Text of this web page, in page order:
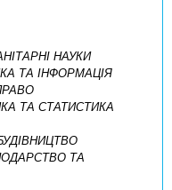
НАУКИ
ТА ІНФОРМАЦІЯ
ТА СТАТИСТИКА
ТА